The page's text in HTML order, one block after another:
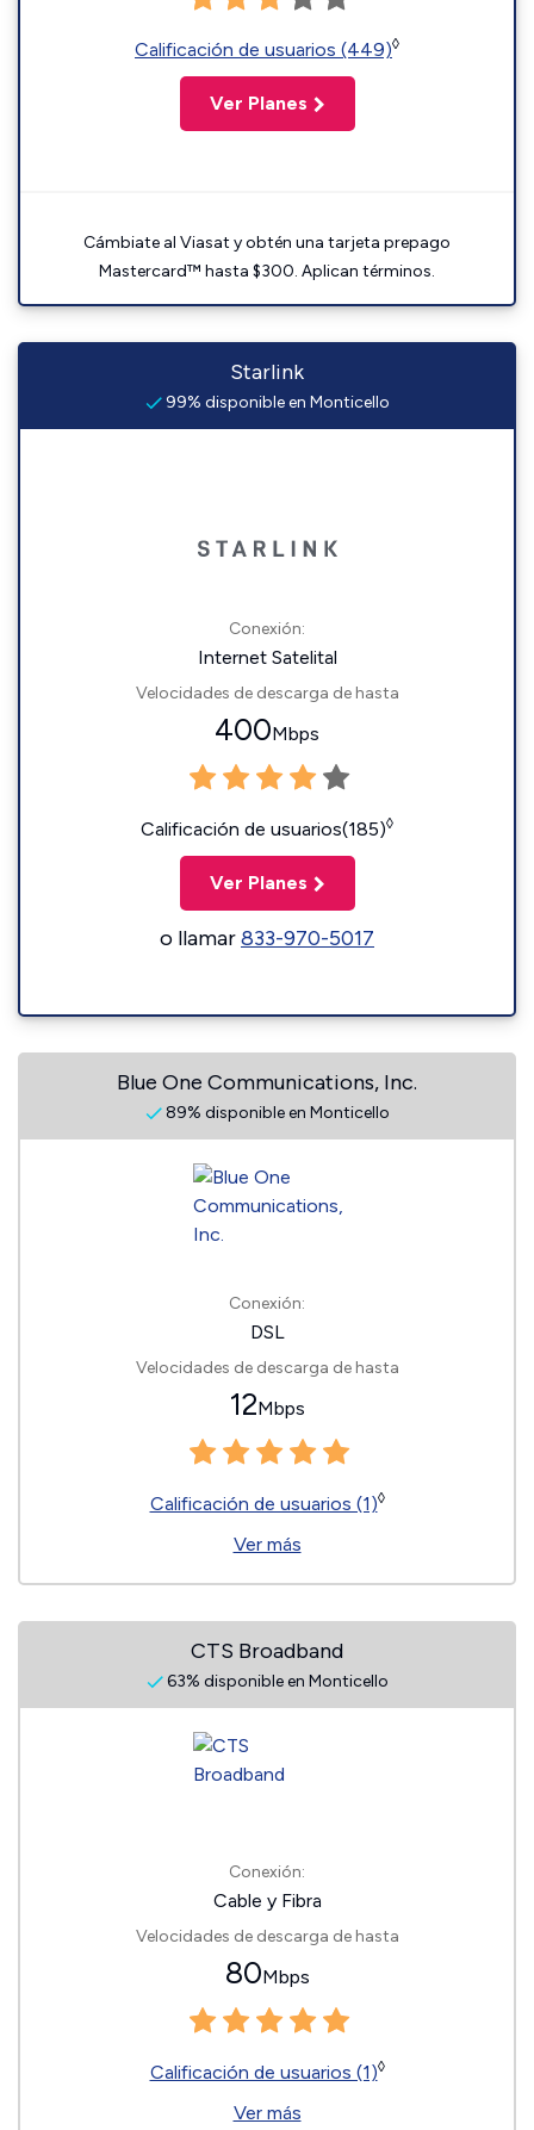
Calificación de usuarios (449)◊
Ver Planes
Cámbiate al Viasat y obtén una tarjeta prepago
Mastercard™ hasta $300. Aplican términos.
Starlink
99% disponible en Monticello
Conexión:
Internet Satelital
Velocidades de descarga de hasta
400Mbps
Calificación de usuarios(185)◊
Ver Planes
o llamar833-970-5017
Blue One Communications, Inc.
89% disponible en Monticello
Conexión:
DSL
Velocidades de descarga de hasta
12Mbps
Calificación de usuarios (1)◊
Ver más
CTS Broadband
63% disponible en Monticello
Conexión:
Cable y Fibra
Velocidades de descarga de hasta
80Mbps
Calificación de usuarios (1)◊
Ver más